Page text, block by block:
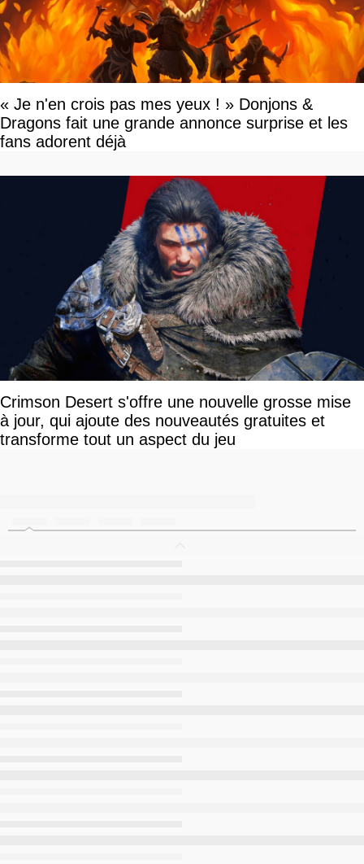
« Je n'en crois pas mes yeux ! » Donjons &
Dragons fait une grande annonce surprise et les
fans adorent déjà
Crimson Desert s'offre une nouvelle grosse mise
à jour, qui ajoute des nouveautés gratuites et
transforme tout un aspect du jeu